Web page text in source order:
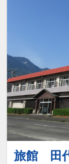
旅館 田